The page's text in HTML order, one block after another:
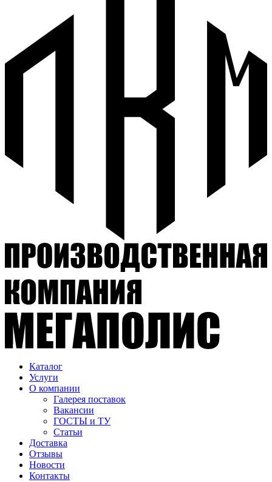
Каталог
Услуги
О компании
Галерея поставок
Вакансии
ГОСТЫ и ТУ
Статьи
Доставка
Отзывы
Новости
Контакты